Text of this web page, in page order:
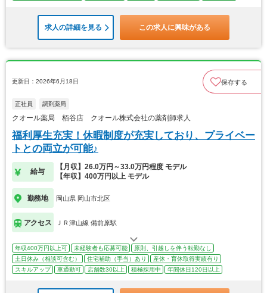
求人の詳細を見る この求人に興味がある
更新日：2026年6月18日 保存する
正社員 調剤薬局
クオール薬局 栢谷店 クオール株式会社の薬剤師求人
福利厚生充実！休暇制度が充実しており、プライベー
トとの両立が可能♪
給与
【月収】26.0万円～33.0万円程度 モデル
【年収】400万円以上 モデル
勤務地 岡山県 岡山市北区
アクセス ＪＲ津山線 備前原駅
年収400万円以上可 未経験者も応募可能
原則、引越しを伴う転勤なし
土日休み（相談可含む）
住宅補助（手当）あり
産休・育休取得実績有り
スキルアップ
車通勤可 店舗数30以上 積極採用中 年間休日120日以上